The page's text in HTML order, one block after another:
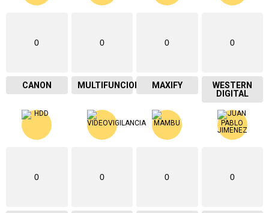
0
CANON
0
MULTIFUNCIONAL
0
MAXIFY
0
WESTERN
DIGITAL
0 0 0 0